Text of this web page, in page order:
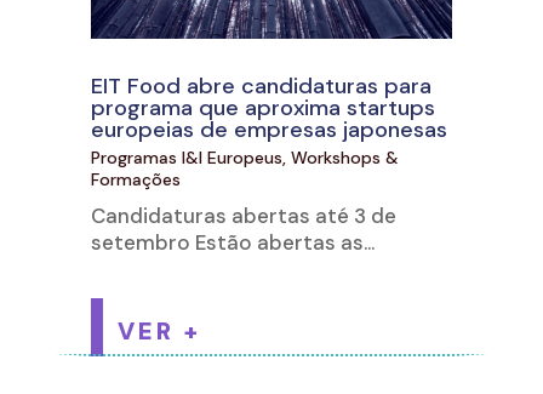
EIT Food abre candidaturas para
programa que aproxima startups
europeias de empresas japonesas
Programas I&I Europeus, Workshops &
Formações
Candidaturas abertas até 3 de
setembro Estão abertas as...
VER +